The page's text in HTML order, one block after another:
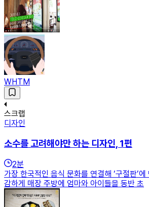
WHTM
스크랩
디자인
소수를 고려해야만 하는 디자인, 1편
2분
가장 한국적인 음식 문화를 연결해 ‘구절판’
감하게 매장 주방에 엄마와 아이들을 동반 초